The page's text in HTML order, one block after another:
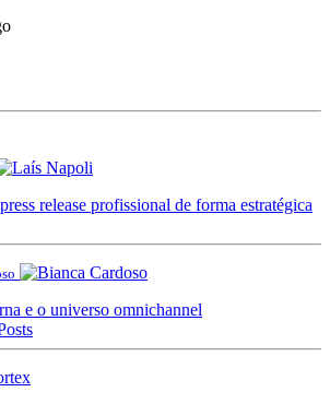
release profissional de forma estratégica
e o universo omnichannel